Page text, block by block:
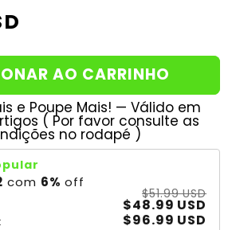
AO CARRINHO
e Poupe Mais! — Válido em
( Por favor consulte as
no rodapé )
com 6% off
$51.99 USD
$48.99 USD
$96.99 USD